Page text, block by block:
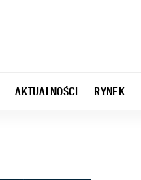
AKTUALNOŚCI RYNEK